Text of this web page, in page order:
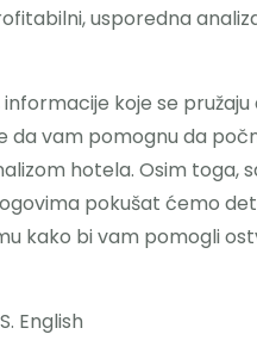
usporedna
koje se pružaju
da vam pomognu da
hotela. Osim toga,
pokušat ćemo
kako bi vam pomogli
English